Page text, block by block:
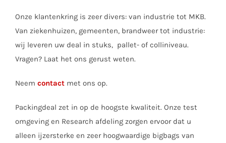
Onze klantenkring is zeer divers: van industrie tot MKB.
Van ziekenhuizen, gemeenten, brandweer tot industrie:
wij leveren uw deal in stuks, pallet- of colliniveau.
Vragen? Laat het ons gerust weten.
Neem contact met ons op.
Packingdeal zet in op de hoogste kwaliteit. Onze test
omgeving en Research afdeling zorgen ervoor dat u
alleen ijzersterke en zeer hoogwaardige bigbags van